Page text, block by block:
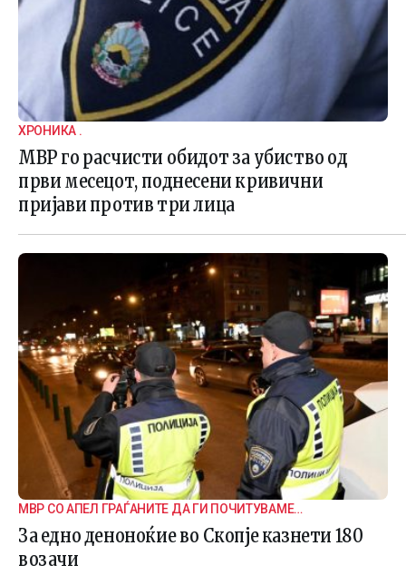
ХРОНИКА .
МВР го расчисти обидот за убиство од
први месецот, поднесени кривични
пријави против три лица
МВР СО АПЕЛ ГРАЃАНИТЕ ДА ГИ ПОЧИТУВАМЕ
СООБРАЌАЈНИТЕ ПРАВИЛА
За едно деноноќие во Скопје казнети 180
возачи